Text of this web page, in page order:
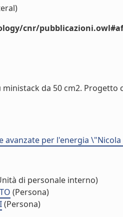
cnr/
da 50 cm2. Progetto
per l'energia \"Nicola
di personale interno)
(Persona)
(Persona)